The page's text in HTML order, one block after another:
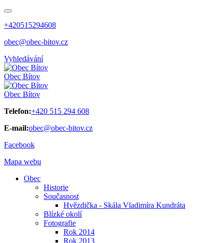
+420515294608
obec@obec-bitov.cz
Vyhledávání
Obec Bítov
Obec Bítov
Telefon:+420 515 294 608
E-mail:obec@obec-bitov.cz
Facebook
Mapa webu
Obec
Historie
Současnost
Hvězdička - Skála Vladimíra Kundráta
Blízké okolí
Fotografie
Rok 2014
Rok 2013